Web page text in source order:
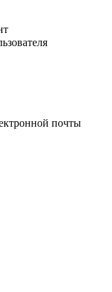
почты